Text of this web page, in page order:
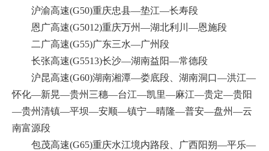
沪渝高速(G50)重庆忠县—垫江—长寿段
恩广高速(G5012)重庆万州—湖北利川—恩施段
二广高速(G55)广东三水—广州段
长张高速(G5513)长沙—湖南益阳—常德段
沪昆高速(G60)湖南湘潭—娄底段、湖南洞口—洪江—
怀化—新晃—贵州三穗—台江—凯里—麻江—贵定—贵阳
—贵州清镇—平坝—安顺—镇宁—晴隆—普安—盘州—云
南富源段
包茂高速(G65)重庆水江境内路段、广西阳朔—平乐—